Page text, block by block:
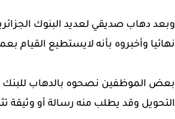
وبعد دهاب صديقي لعديد البنوك
نهائيا وأخبروه بأنه لايستطيع القيام
التحويل وقد يطلب منه رسالة أو وثيقة